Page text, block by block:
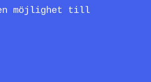
möjlighet till